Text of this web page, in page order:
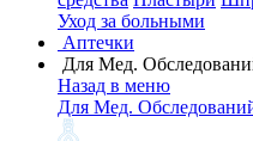
Уход за больными
Аптечки
Для Мед.
Назад в меню
Для Мед.